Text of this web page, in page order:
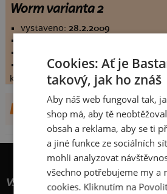
Worm varianta 2
vystaveno:28.2.2009
koupilo by:366 lidí
konečné hodnocení:7.77225
DALŠÍ NÁVRHY OD
Vše o nákupu
Cookies: Ať je
takový, jak ho znáš
Aby náš web fungoval tak,
shop má, aby tě
obsah a reklama, aby se ti
a jiné funkce ze sociálních
mohli analyzovat
všechno potřebujeme my a
cookies. Kliknutím na